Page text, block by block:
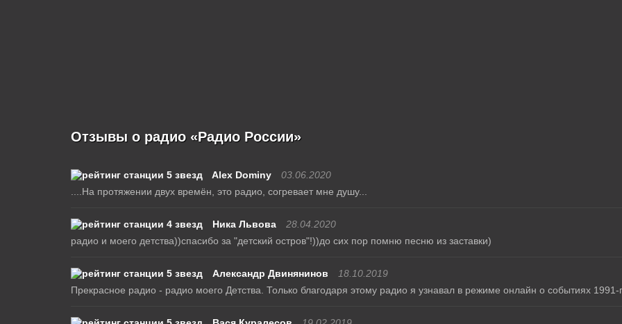
Отзывы о радио «Радио России»
Alex Dominy
03.06.2020
....На протяжении двух времён, это радио, согревает мне душу...
Ника Львова
28.04.2020
радио и моего детства))спасибо за "детский остров"!))до сих пор помню песню из заставки)
Александр Двинянинов
18.10.2019
Прекрасное радио - радио моего Детства. Только благодаря этому радио я узнавал в режиме онлайн о событиях 1991-